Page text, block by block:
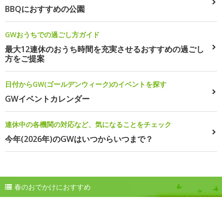
BBQにおすすめの公園
GWおうちでの過ごし方ガイド
最大12連休のおうち時間を充実させるおすすめの過ごし
方をご提案
日付からGW(ゴールデンウィーク)のイベントを探す
GWイベントカレンダー
連休中の各機関の対応など、気になることをチェック
今年(2026年)のGWはいつからいつまで？
春のおでかけにおすすめ